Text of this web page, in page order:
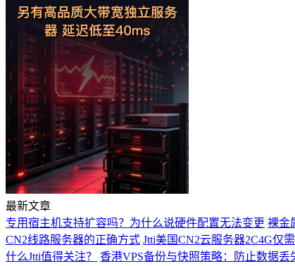
最新文章
专用宿主机支持扩容吗？为什么说硬件配置无法变更 裸金
CN2线路服务器的正确方式 Jtti美国CN2云服务器2C4G仅
什么Jtti值得关注？
香港VPS备份与快照策略：防止数据丢